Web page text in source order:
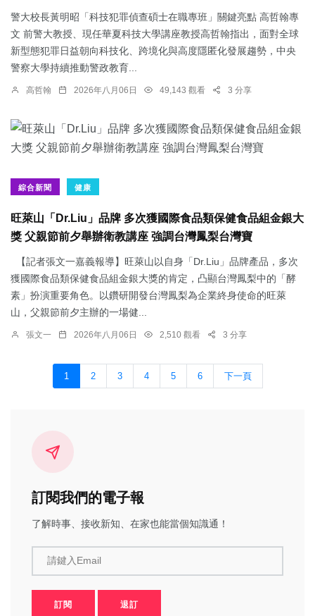
警大校長黃明昭「科技犯罪偵查碩士在職專班」關鍵亮點 高哲翰專
文 前警大教授、現任華夏科技大學講座教授高哲翰指出，面對全球
新型態犯罪日益朝向科技化、跨境化與高度隱匿化發展趨勢，中央
警察大學持續推動警政教育...
高哲翰 2026年八月06日 49,143 觀看 3 分享
綜合新聞 健康
旺萊山「Dr.Liu」品牌 多次獲國際食品類保健食品組金銀大
獎 父親節前夕舉辦衛教講座 強調台灣鳳梨台灣寶
【記者張文一嘉義報導】旺萊山以自身「Dr.Liu」品牌產品，多次
獲國際食品類保健食品組金銀大獎的肯定，凸顯台灣鳳梨中的「酵
素」扮演重要角色。以鑽研開發台灣鳳梨為企業終身使命的旺萊
山，父親節前夕主辦的一場健...
張文一 2026年八月06日 2,510 觀看 3 分享
1 2 3 4 5 6 下一頁
訂閱我們的電子報
了解時事、接收新知、在家也能當個知識通！
請鍵入Email
訂閱 退訂